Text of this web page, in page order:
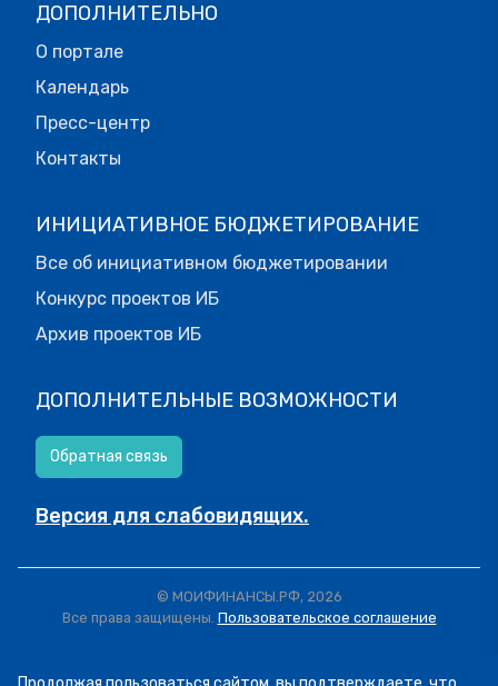
ДОПОЛНИТЕЛЬНО
О портале
Календарь
Пресс-центр
Контакты
ИНИЦИАТИВНОЕ БЮДЖЕТИРОВАНИЕ
Все об инициативном бюджетировании
Конкурс проектов ИБ
Архив проектов ИБ
ДОПОЛНИТЕЛЬНЫЕ ВОЗМОЖНОСТИ
Обратная связь
Версия для слабовидящих.
© МОИФИНАНСЫ.РФ, 2026
Все права защищены. Пользовательское соглашение